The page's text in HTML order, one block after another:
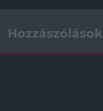
Hozzászólások